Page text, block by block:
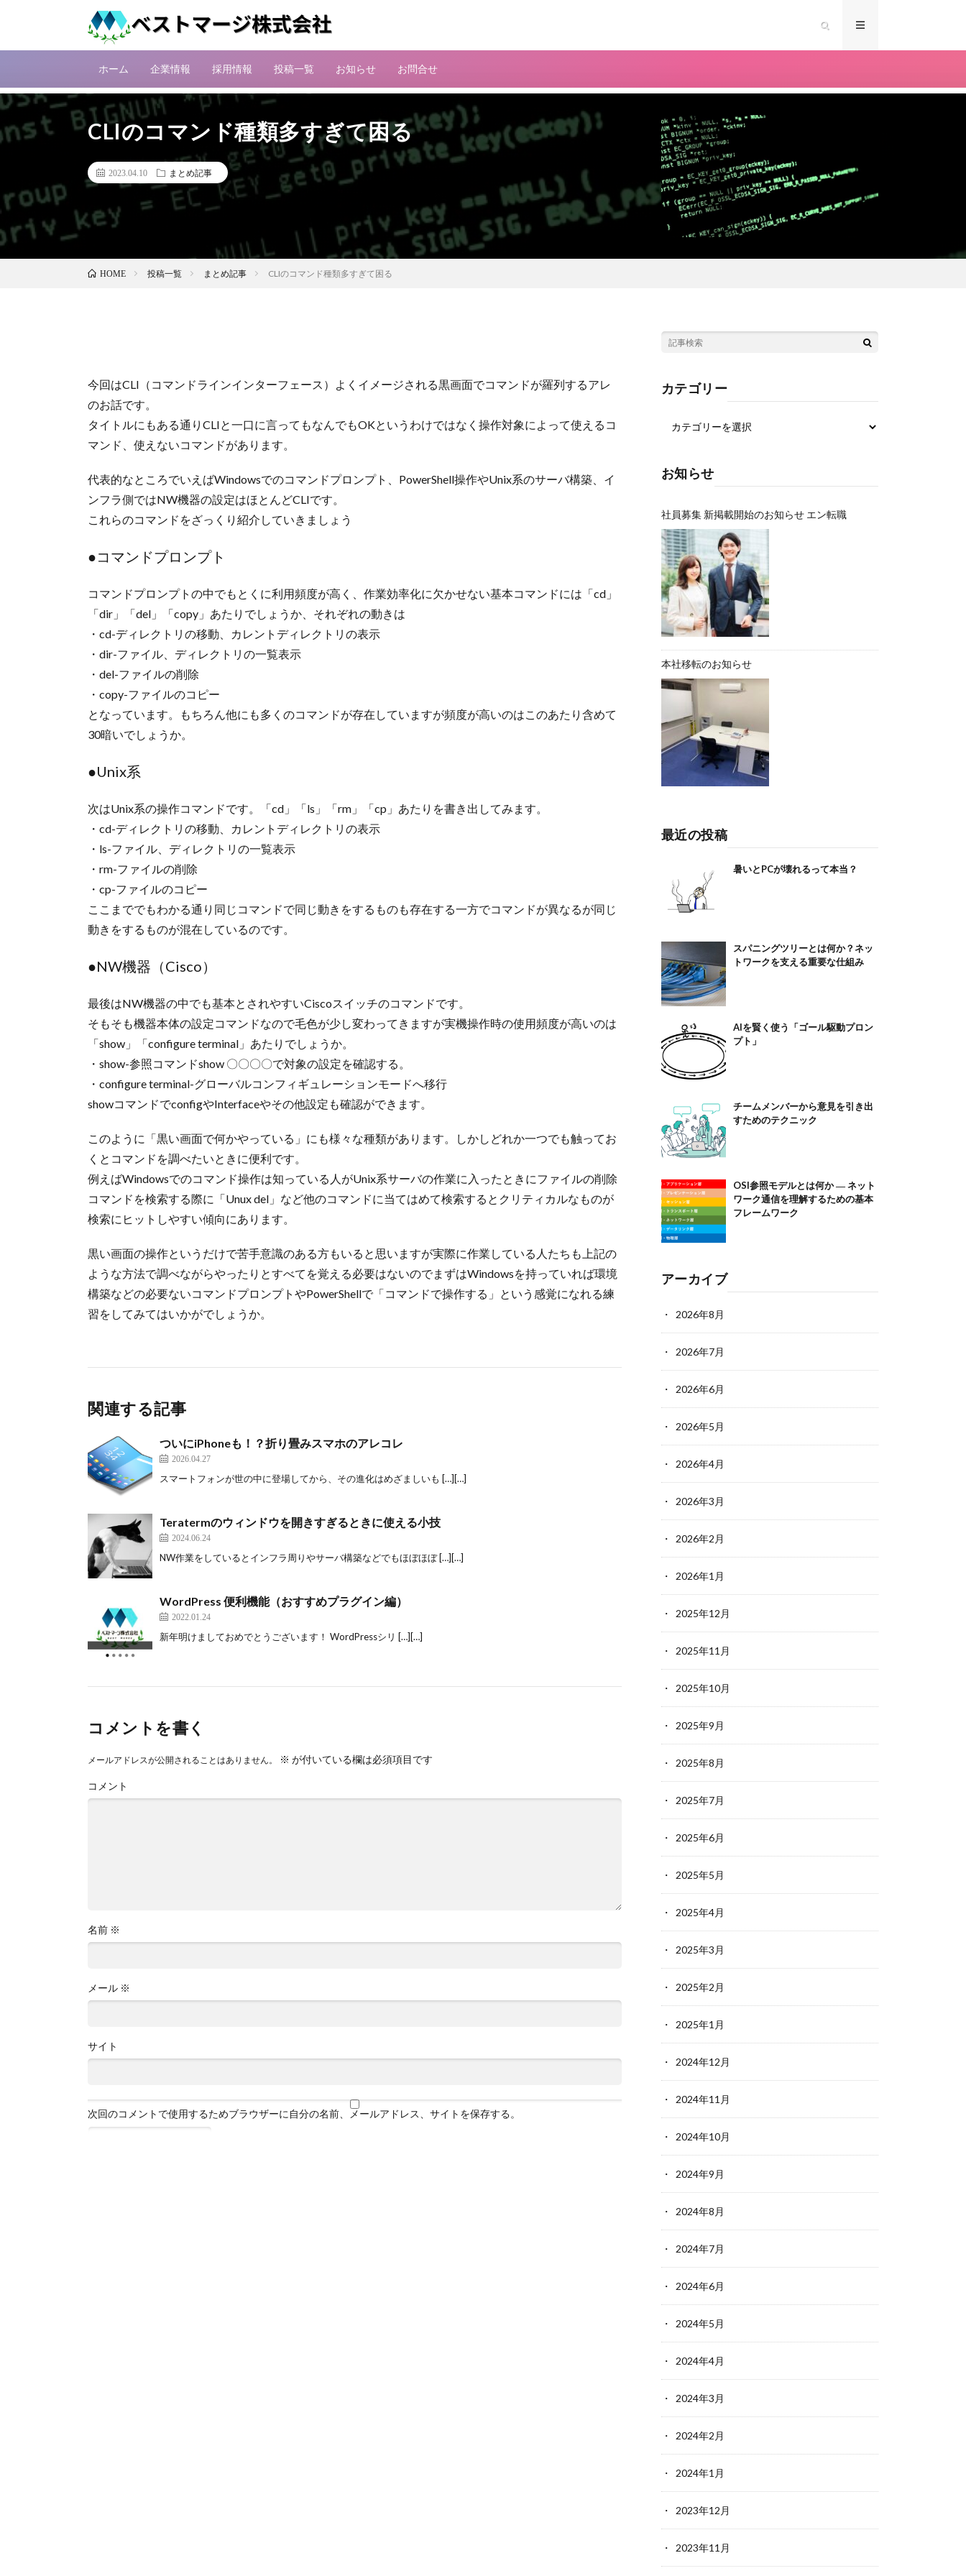
ホーム 企業情報 採用情報 投稿一覧 お知らせ お問合せ
CLIのコマンド種類多すぎて困る
2023.04.10 まとめ記事
HOME 投稿一覧 まとめ記事 CLIのコマンド種類多すぎて困る
今回はCLI（コマンドラインインターフェース）よくイメージされる黒画面でコマンドが羅列するアレ
のお話です。
タイトルにもある通りCLIと一口に言ってもなんでもOKというわけではなく操作対象によって使えるコ
マンド、使えないコマンドがあります。
代表的なところでいえばWindowsでのコマンドプロンプト、PowerShell操作やUnix系のサーバ構築、イ
ンフラ側ではNW機器の設定はほとんどCLIです。
これらのコマンドをざっくり紹介していきましょう
●コマンドプロンプト
コマンドプロンプトの中でもとくに利用頻度が高く、作業効率化に欠かせない基本コマンドには「cd」
「dir」「del」「copy」あたりでしょうか、それぞれの動きは
・cd-ディレクトリの移動、カレントディレクトリの表示
・dir-ファイル、ディレクトリの一覧表示
・del-ファイルの削除
・copy-ファイルのコピー
となっています。もちろん他にも多くのコマンドが存在していますが頻度が高いのはこのあたり含めて
30暗いでしょうか。
●Unix系
次はUnix系の操作コマンドです。「cd」「ls」「rm」「cp」あたりを書き出してみます。
・cd-ディレクトリの移動、カレントディレクトリの表示
・ls-ファイル、ディレクトリの一覧表示
・rm-ファイルの削除
・cp-ファイルのコピー
ここまででもわかる通り同じコマンドで同じ動きをするものも存在する一方でコマンドが異なるが同じ
動きをするものが混在しているのです。
●NW機器（Cisco）
最後はNW機器の中でも基本とされやすいCiscoスイッチのコマンドです。
そもそも機器本体の設定コマンドなので毛色が少し変わってきますが実機操作時の使用頻度が高いのは
「show」「configure terminal」あたりでしょうか。
・show-参照コマンドshow 〇〇〇〇で対象の設定を確認する。
・configure terminal-グローバルコンフィギュレーションモードへ移行
showコマンドでconfigやInterfaceやその他設定も確認ができます。
このように「黒い画面で何かやっている」にも様々な種類があります。しかしどれか一つでも触ってお
くとコマンドを調べたいときに便利です。
例えばWindowsでのコマンド操作は知っている人がUnix系サーバの作業に入ったときにファイルの削除
コマンドを検索する際に「Unux del」など他のコマンドに当てはめて検索するとクリティカルなものが
検索にヒットしやすい傾向にあります。
黒い画面の操作というだけで苦手意識のある方もいると思いますが実際に作業している人たちも上記の
ような方法で調べながらやったりとすべてを覚える必要はないのでまずはWindowsを持っていれば環境
構築などの必要ないコマンドプロンプトやPowerShellで「コマンドで操作する」という感覚になれる練
習をしてみてはいかがでしょうか。
関連する記事
ついにiPhoneも！？折り畳みスマホのアレコレ
2026.04.27
スマートフォンが世の中に登場してから、その進化はめざましいも […][…]
Teratermのウィンドウを開きすぎるときに使える小技
2024.06.24
NW作業をしているとインフラ周りやサーバ構築などでもほぼほぼ […][…]
WordPress 便利機能（おすすめプラグイン編）
2022.01.24
新年明けましておめでとうございます！ WordPressシリ […][…]
コメントを書く
メールアドレスが公開されることはありません。 ※ が付いている欄は必須項目です
コメント
名前 ※
メール ※
サイト
次回のコメントで使用するためブラウザーに自分の名前、メールアドレス、サイトを保存する。
カテゴリー
お知らせ
社員募集 新掲載開始のお知らせ エン転職
本社移転のお知らせ
最近の投稿
暑いとPCが壊れるって本当？
スパニングツリーとは何か？ネッ
トワークを支える重要な仕組み
AIを賢く使う「ゴール駆動プロン
プト」
チームメンバーから意見を引き出
すためのテクニック
OSI参照モデルとは何か ― ネット
ワーク通信を理解するための基本
フレームワーク
アーカイブ
2026年8月
2026年7月
2026年6月
2026年5月
2026年4月
2026年3月
2026年2月
2026年1月
2025年12月
2025年11月
2025年10月
2025年9月
2025年8月
2025年7月
2025年6月
2025年5月
2025年4月
2025年3月
2025年2月
2025年1月
2024年12月
2024年11月
2024年10月
2024年9月
2024年8月
2024年7月
2024年6月
2024年5月
2024年4月
2024年3月
2024年2月
2024年1月
2023年12月
2023年11月